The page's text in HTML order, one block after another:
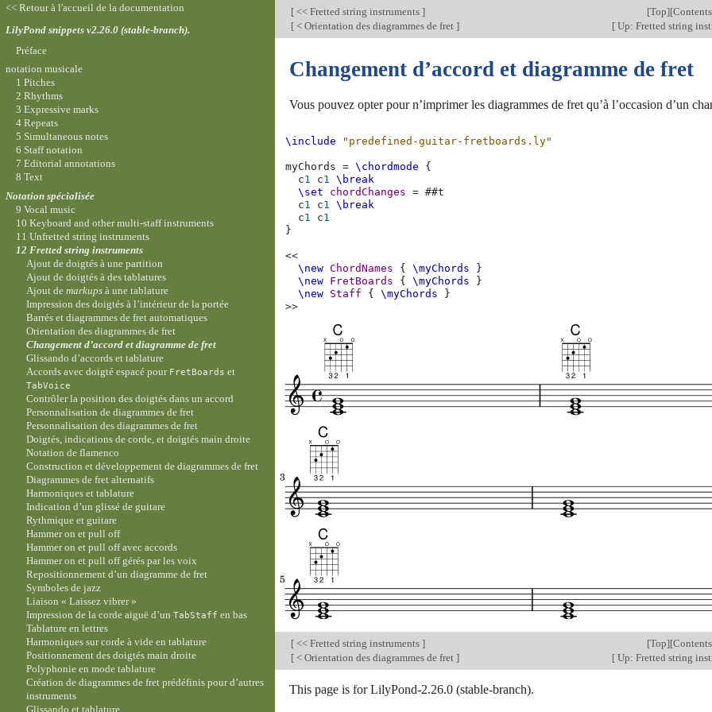
[ << Fretted string instruments ] [Top][Contents
[ < Orientation des diagrammes de fret ] [Up: Fretted string
Changement d’accord et diagramme de fret
Vous pouvez opter pour n’imprimer les diagrammes de fret qu’à l’occasion d’un
\include "predefined-guitar-fretboards.ly"
myChords = \chordmode
{
c1 c1
\break
\set
chordChanges = ##t
c1 c1
\break
c1 c1
}
<<
\new ChordNames { \myChords
}
\new FretBoards { \myChords
}
\new Staff { \myChords
}
>>
[ << Fretted string instruments ] [Top][Contents
[ < Orientation des diagrammes de fret ] [Up: Fretted string
This page is for LilyPond-2.26.0 (stable-branch).
<< Retour à l'accueil de la documentation
LilyPond snippets v2.26.0 (stable-branch).
Préface
notation musicale
1 Pitches
2 Rhythms
3 Expressive marks
4 Repeats
5 Simultaneous notes
6 Staff notation
7 Editorial annotations
8 Text
Notation spécialisée
9 Vocal music
10 Keyboard and other multi-staff instruments
11 Unfretted string instruments
12 Fretted string instruments
Ajout de doigtés à une partition
Ajout de doigtés à des tablatures
Ajout demarkups à une tablature
Impression des doigtés à l’intérieur de la portée
Barrés et diagrammes de fret automatiques
Orientation des diagrammes de fret
Changement d’accord et diagramme de fret
Glissando d’accords et tablature
Accords avec doigté espacé pour FretBoards et
TabVoice
Contrôler la position des doigtés dans un accord
Personnalisation de diagrammes de fret
Personnalisation des diagrammes de fret
Doigtés, indications de corde, et doigtés main droite
Notation de flamenco
Construction et développement de diagrammes de fret
Diagrammes de fret alternatifs
Harmoniques et tablature
Indication d’un glissé de guitare
Rythmique et guitare
Hammer on et pull off
Hammer on et pull off avec accords
Hammer on et pull off gérés par les voix
Repositionnement d’un diagramme de fret
Symboles de jazz
Liaison « Laissez vibrer »
Impression de la corde aiguë d’unTabStaff en bas
Tablature en lettres
Harmoniques sur corde à vide en tablature
Positionnement des doigtés main droite
Polyphonie en mode tablature
Création de diagrammes de fret prédéfinis pour d’autres
instruments
Glissando et tablature